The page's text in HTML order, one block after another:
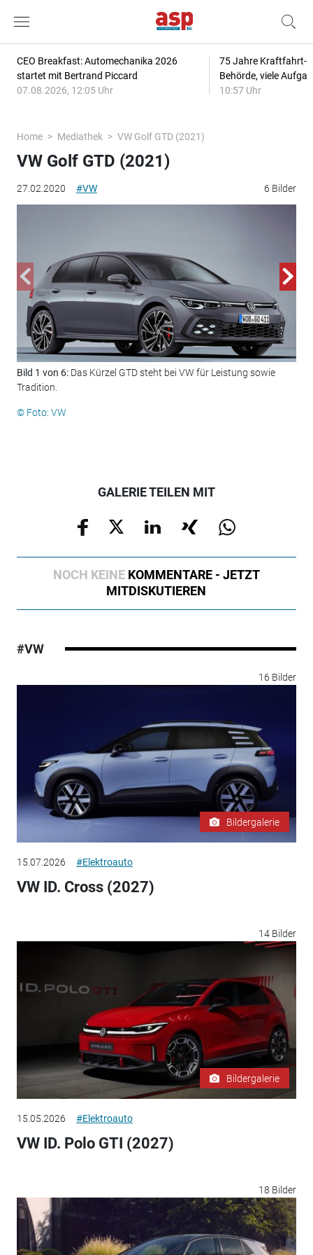
CEO Breakfast: Automechanika 2026
startet mit Bertrand Piccard
07.08.2026, 12:05 Uhr
75 Jahre Kraftfahrt-
Behörde, viele
10:57 Uhr
Home Mediathek VW Golf GTD (2021)
27.02.2020 #VW 6 Bilder
VW Golf GTD (2021)
Bild 1 von 6: Das Kürzel GTD steht bei VW für Leistung sowie
Tradition.
© Foto: VW
GALERIE TEILEN MIT
NOCH KEINE KOMMENTARE - JETZT
MITDISKUTIEREN
#VW
16 Bilder
Bildergalerie
15.07.2026 #Elektroauto
VW ID. Cross (2027)
14 Bilder
Bildergalerie
15.05.2026 #Elektroauto
VW ID. Polo GTI (2027)
18 Bilder